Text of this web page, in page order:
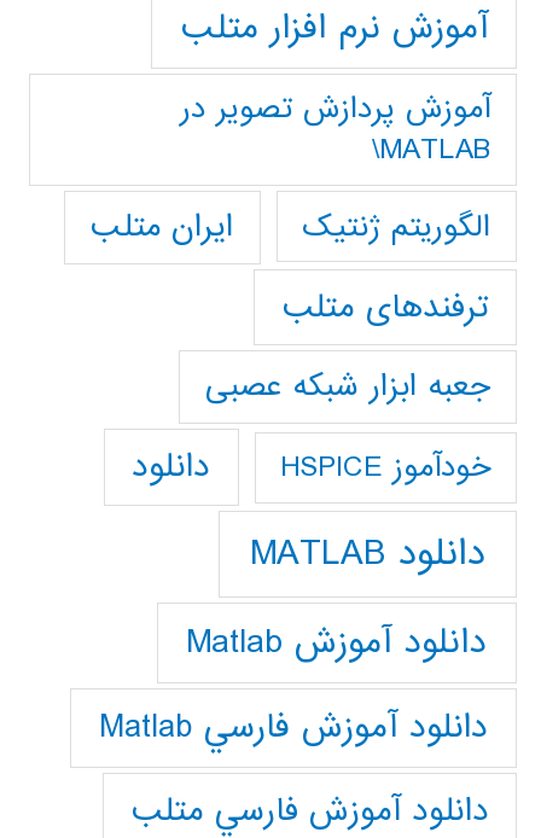
آموزش نرم افزار متلب
آموزش پردازش تصوير در
MATLAB\
الگوریتم ژنتیک
ایران متلب
ترفندهای متلب
جعبه ابزار شبکه عصبی
خودآموز HSPICE دانلود
دانلود MATLAB
دانلود آموزش Matlab
دانلود آموزش فارسي Matlab
دانلود آموزش فارسي متلب